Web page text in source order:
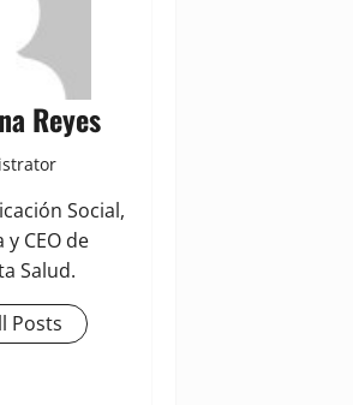
Reyes
Social,
CEO de
Salud.
Posts